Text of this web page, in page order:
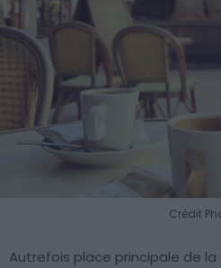
Crédit
Autrefois place principale de